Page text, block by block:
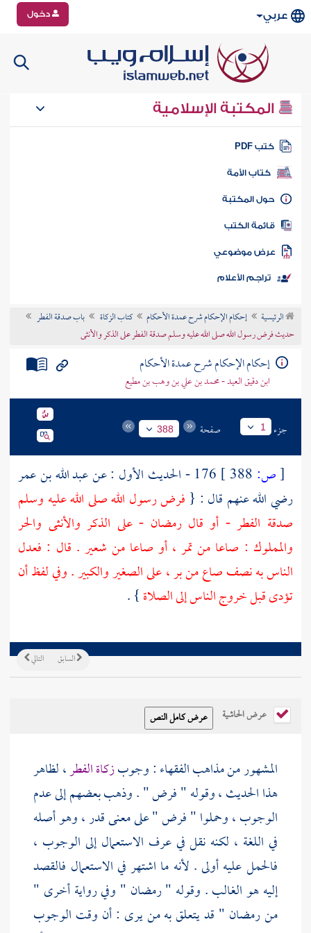
عربي دخول
المكتبة الإسلامية
كتب PDF
كتاب الأمة
المكتبة
الكتب
موضوعي
تراجم الأعلام
الرئيسية إحكام الإحكام شرح عمدة الأحكام كتاب الزكاة
باب صدقة الفطر
حديث فرض رسول الله صلى الله عليه وسلم صدقة الفطر على الذكر والأنثى
إحكام الإحكام شرح عمدة الأحكام
ابن دقيق العيد - محمد بن علي بن وهب بن مطيع
جزء 1 صفحة 388
[ص: 176 - الحديث الأول : عن
عبد الله بن عمر
رضي الله عنهم قال : { فرض رسول الله صلى الله عليه وسلم
صدقة الفطر - أو قال رمضان - على الذكر والأنثى والحر
والمملوك : صاعا من تمر ، أو صاعا من شعير . قال : فعدل
الناس به نصف صاع من بر ، على الصغير والكبير . وفي لفظ أن
تؤدى قبل خروج الناس إلى الصلاة} .
التالي السابق
عرض الحاشية
المشهور من مذاهب الفقهاء : وجوبزكاة الفطر، لظاهر
هذا الحديث ، وقوله " فرض " . وذهب بعضهم إلى عدم
الوجوب ، وحملوا " فرض " على معنى قدر ، وهو أصله
في اللغة ، لكنه نقل في عرف الاستعمال إلى الوجوب ،
فالحمل عليه أولى . لأنه ما اشتهر في الاستعمال فالقصد
إليه هو الغالب . وقوله " رمضان " وفي رواية أخرى "
من رمضان " قد يتعلق به من يرى : أن وقت الوجوب